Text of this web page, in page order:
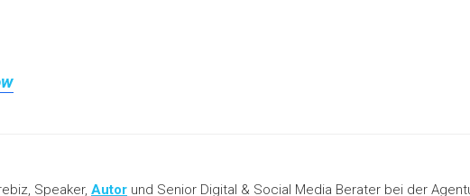
Speaker, Autor und Senior Digital & Social Media Berater bei der